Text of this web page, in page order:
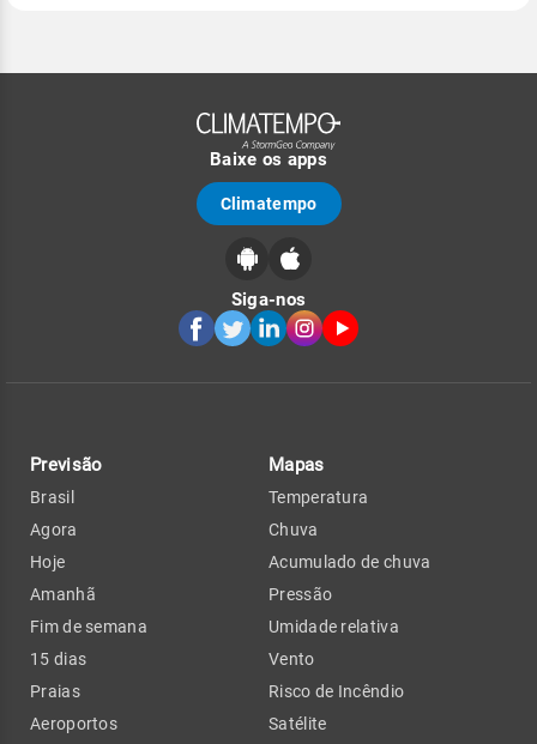
Baixe os apps
Climatempo
Siga-nos
Previsão
Brasil
Agora
Hoje
Amanhã
Fim de semana
15 dias
Praias
Aeroportos
Mapas
Temperatura
Chuva
Acumulado de chuva
Pressão
Umidade relativa
Vento
Risco de Incêndio
Satélite